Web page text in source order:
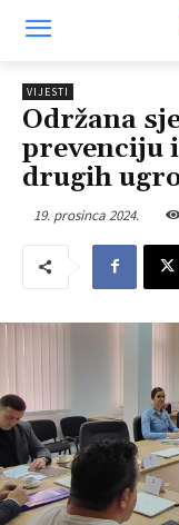
VIJESTI
Održana
prevenciju
drugih
19. prosinca 2024.